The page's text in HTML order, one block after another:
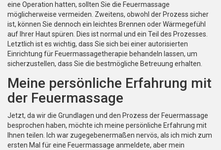
eine Operation hatten, sollten Sie die Feuermassage
möglicherweise vermeiden. Zweitens, obwohl der Prozess sicher
ist, können Sie dennoch ein leichtes Brennen oder Wärmegefühl
auf Ihrer Haut spüren. Dies ist normal und ein Teil des Prozesses.
Letztlich ist es wichtig, dass Sie sich bei einer autorisierten
Einrichtung für Feuermassagetherapie behandeln lassen, um
sicherzustellen, dass Sie die bestmögliche Betreuung erhalten.
Meine persönliche Erfahrung mit
der Feuermassage
Jetzt, da wir die Grundlagen und den Prozess der Feuermassage
besprochen haben, möchte ich meine persönliche Erfahrung mit
Ihnen teilen. Ich war zugegebenermaßen nervös, als ich mich zum
ersten Mal für eine Feuermassage anmeldete, aber mein